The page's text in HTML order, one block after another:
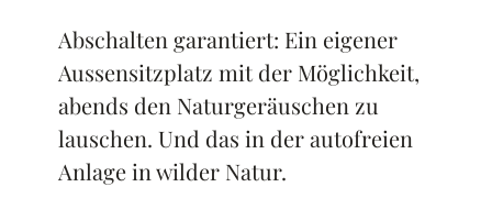
Abschalten garantiert: Ein eigener
Aussensitzplatz mit der Möglichkeit,
abends den Naturgeräuschen zu
lauschen. Und das in der autofreien
Anlage in wilder Natur.